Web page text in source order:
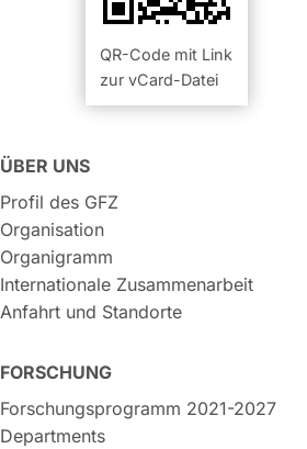
QR-Code mit Link
zur vCard-Datei
ÜBER UNS
Profil des GFZ
Organisation
Organigramm
Internationale Zusammenarbeit
Anfahrt und Standorte
FORSCHUNG
Forschungsprogramm 2021-2027
Departments